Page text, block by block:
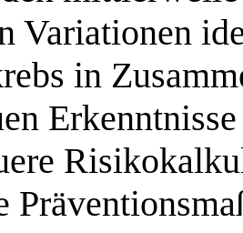
Variationen
in